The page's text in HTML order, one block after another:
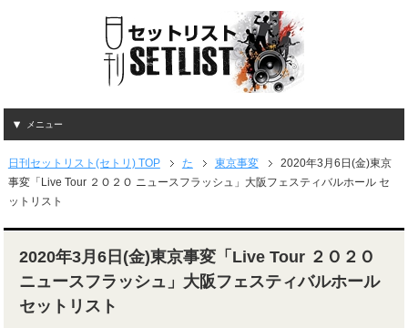
メニュー
日刊セットリスト(セトリ) TOP た 東京事変
2020年3月6日(金)東京
事変「Live Tour ２Ｏ２Ｏ ニュースフラッシュ」大阪フェスティバルホール セ
ットリスト
2020年3月6日(金)東京事変「Live Tour ２Ｏ２Ｏ
ニュースフラッシュ」大阪フェスティバルホール
セットリスト